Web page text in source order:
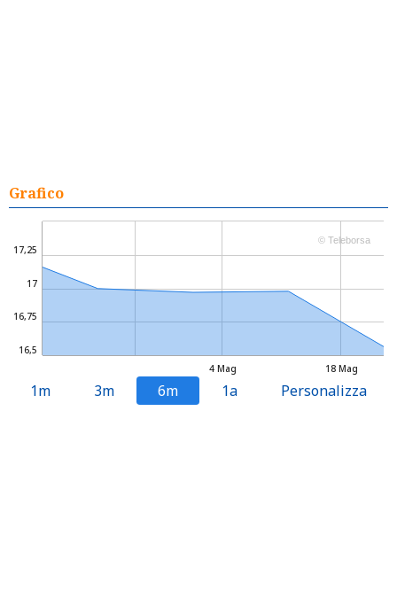
Grafico
4 Mag 18 Mag
16,5
16,75
17
17,25
© Teleborsa
1m 3m 6m 1a Personalizza